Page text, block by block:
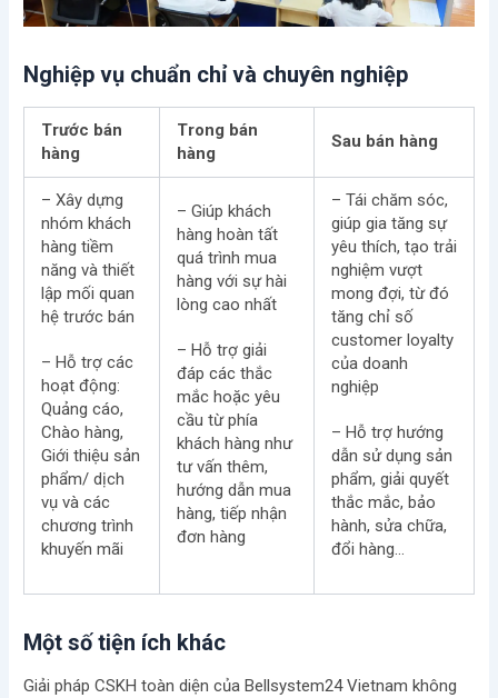
Nghiệp vụ chuẩn chỉ và chuyên nghiệp
Trước bán
hàng
Trong bán
hàng
Sau bán hàng
– Xây dựng
nhóm khách
hàng tiềm
năng và thiết
lập mối quan
hệ trước bán
– Hỗ trợ các
hoạt động:
Quảng cáo,
Chào hàng,
Giới thiệu sản
phẩm/ dịch
vụ và các
chương trình
khuyến mãi
– Giúp khách
hàng hoàn tất
quá trình mua
hàng với sự hài
lòng cao nhất
– Hỗ trợ giải
đáp các thắc
mắc hoặc yêu
cầu từ phía
khách hàng như
tư vấn thêm,
hướng dẫn mua
hàng, tiếp nhận
đơn hàng
– Tái chăm sóc,
giúp gia tăng sự
yêu thích, tạo trải
nghiệm vượt
mong đợi, từ đó
tăng chỉ số
customer loyalty
của doanh
nghiệp
– Hỗ trợ hướng
dẫn sử dụng sản
phẩm, giải quyết
thắc mắc, bảo
hành, sửa chữa,
đổi hàng…
Một số tiện ích khác
Giải pháp CSKH toàn diện của Bellsystem24 Vietnam không